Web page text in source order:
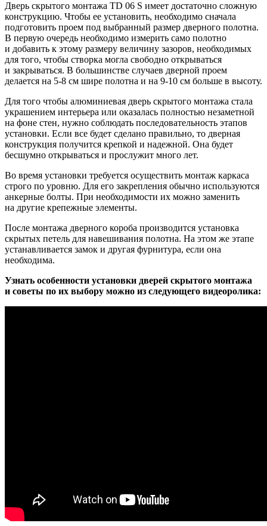
Дверь скрытого монтажа TD 06 S имеет достаточно сложную
конструкцию. Чтобы ее установить, необходимо сначала
подготовить проем под выбранный размер дверного полотна.
В первую очередь необходимо измерить само полотно
и добавить к этому размеру величину зазоров, необходимых
для того, чтобы створка могла свободно открываться
и закрываться. В большинстве случаев дверной проем
делается на 5-8 см шире полотна и на 9-10 см больше в высоту.
Для того чтобы алюминиевая дверь скрытого монтажа стала
украшением интерьера или оказалась полностью незаметной
на фоне стен, нужно соблюдать последовательность этапов
установки. Если все будет сделано правильно, то дверная
конструкция получится крепкой и надежной. Она будет
бесшумно открываться и прослужит много лет.
Во время установки требуется осуществить монтаж каркаса
строго по уровню. Для его закрепления обычно используются
анкерные болты. При необходимости их можно заменить
на другие крепежные элементы.
После монтажа дверного короба производится установка
скрытых петель для навешивания полотна. На этом же этапе
устанавливается замок и другая фурнитура, если она
необходима.
Узнать особенности установки дверей скрытого монтажа
и советы по их выбору можно из следующего видеоролика: